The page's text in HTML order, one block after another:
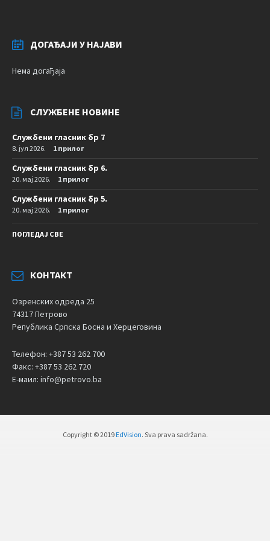
ДОГАЂАЈИ У НАЈАВИ
Нема догађаја
СЛУЖБЕНЕ НОВИНЕ
Службени гласник бр 7
8. јул 2026. 1 прилог
Службени гласник бр 6.
20. мај 2026. 1 прилог
Службени гласник бр 5.
20. мај 2026. 1 прилог
ПОГЛЕДАЈ СВЕ
КОНТАКТ
Озренских одреда 25
74317 Петрово
Република Српска Босна и Херцеговина
Телефон: +387 53 262 700
Факс: +387 53 262 720
Е-маил: info@petrovo.ba
Copyright © 2019 EdVision. Sva prava sadržana.